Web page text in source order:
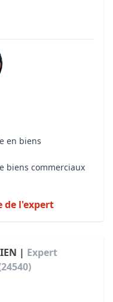
en biens
biens commerciaux
de l'expert
| Expert